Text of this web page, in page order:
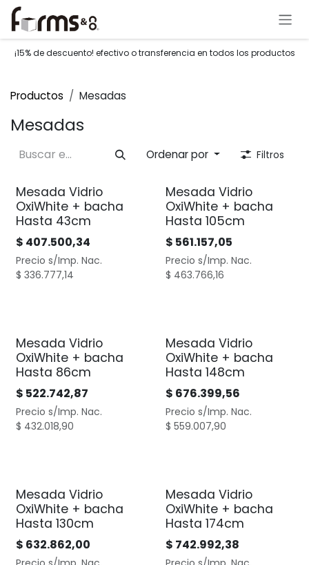
Ir al contenido
¡15% de descuento! efectivo o transferencia en todos los productos
Productos Mesadas
Mesadas
Ordenar por Filtros
Mesada Vidrio
OxiWhite + bacha
Hasta 43cm
$ 407.500,34
Precio s/Imp. Nac.
$ 336.777,14
Mesada Vidrio
OxiWhite + bacha
Hasta 105cm
$ 561.157,05
Precio s/Imp. Nac.
$ 463.766,16
Mesada Vidrio
OxiWhite + bacha
Hasta 86cm
$ 522.742,87
Precio s/Imp. Nac.
$ 432.018,90
Mesada Vidrio
OxiWhite + bacha
Hasta 148cm
$ 676.399,56
Precio s/Imp. Nac.
$ 559.007,90
Mesada Vidrio
OxiWhite + bacha
Hasta 130cm
$ 632.862,00
Mesada Vidrio
OxiWhite + bacha
Hasta 174cm
$ 742.992,38